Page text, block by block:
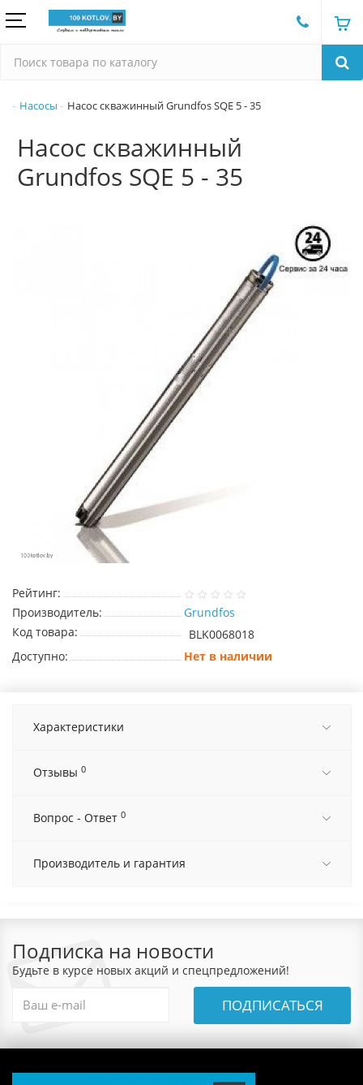
Насосы Насос скважинный Grundfos SQE 5 - 35
Насос скважинный
Grundfos SQE 5 - 35
Рейтинг:
Производитель:
Grundfos
Код товара:
BLK0068018
Доступно:
Нет в наличии
Характеристики
Отзывы 0
Вопрос - Ответ 0
Производитель и гарантия
Подписка на новости
Будьте в курсе новых акций и спецпредложений!
ПОДПИСАТЬСЯ